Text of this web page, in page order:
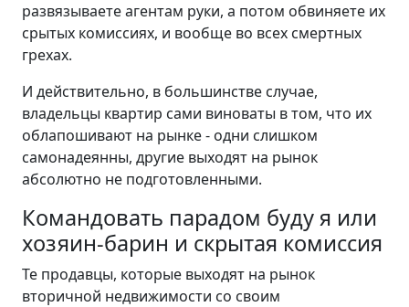
развязываете агентам руки, а потом обвиняете их
срытых комиссиях, и вообще во всех смертных
грехах.
И действительно, в большинстве случае,
владельцы квартир сами виноваты в том, что их
облапошивают на рынке - одни слишком
самонадеянны, другие выходят на рынок
абсолютно не подготовленными.
Командовать парадом буду я или
хозяин-барин и скрытая комиссия
Те продавцы, которые выходят на рынок
вторичной недвижимости со своим